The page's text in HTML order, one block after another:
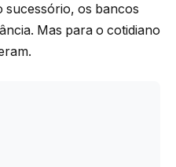
sucessório, os bancos
Mas para o cotidiano